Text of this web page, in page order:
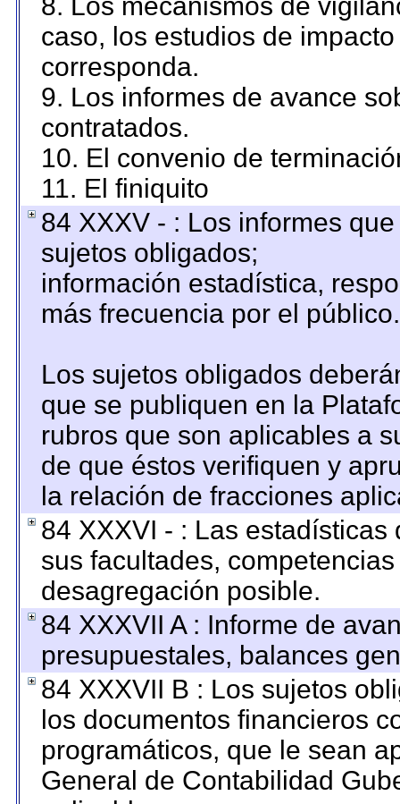
caso, los estudios de
corresponda.
9. Los informes de avance
contratados.
10. El convenio de
11. El finiquito
84 XXXV - : Los informes
sujetos obligados;
información estadística,
más frecuencia por el público.
Los sujetos obligados
que se publiquen en la
rubros que son aplicables a
de que éstos verifiquen y
la relación de fracciones
84 XXXVI - : Las
sus facultades,
desagregación posible.
84 XXXVII A : Informe de
presupuestales, balances
84 XXXVII B : Los sujetos
los documentos financieros
programáticos, que le sean
General de Contabilidad